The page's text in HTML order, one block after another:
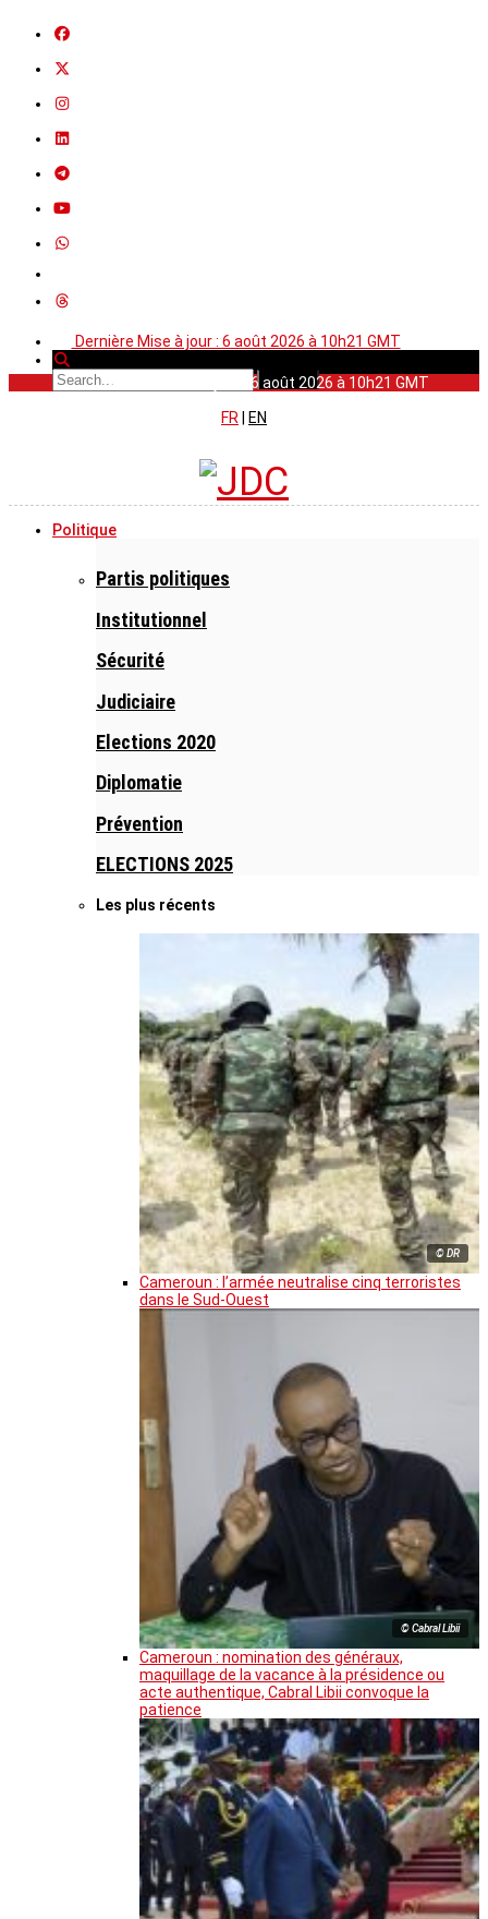
Dernière Mise à jour : 6 août 2026 à 10h21 GMT
Dernière Mise à jour : 6 août 2026 à 10h21 GMT
FR
EN
Politique
Partis politiques
Institutionnel
Sécurité
Judiciaire
Elections 2020
Diplomatie
Prévention
ELECTIONS 2025
Les plus récents
© DR
Cameroun : l’armée neutralise cinq terroristes
dans le Sud-Ouest
© Cabral Libii
Cameroun : nomination des généraux,
maquillage de la vacance à la présidence ou
acte authentique, Cabral Libii convoque la
patience